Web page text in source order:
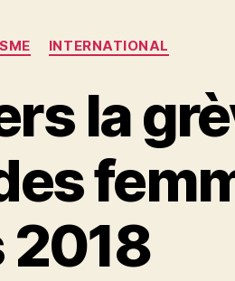
CatégoriesINTERNATIONAL
la
2018